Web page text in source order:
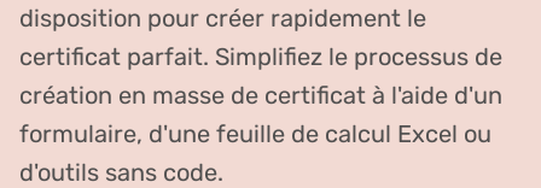
disposition pour créer rapidement le
certificat parfait. Simplifiez le processus de
création en masse de certificat à l'aide d'un
formulaire, d'une feuille de calcul Excel ou
d'outils sans code.